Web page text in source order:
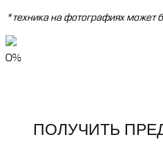
*техника на фотографиях
0%
ПОЛУЧИТЬ